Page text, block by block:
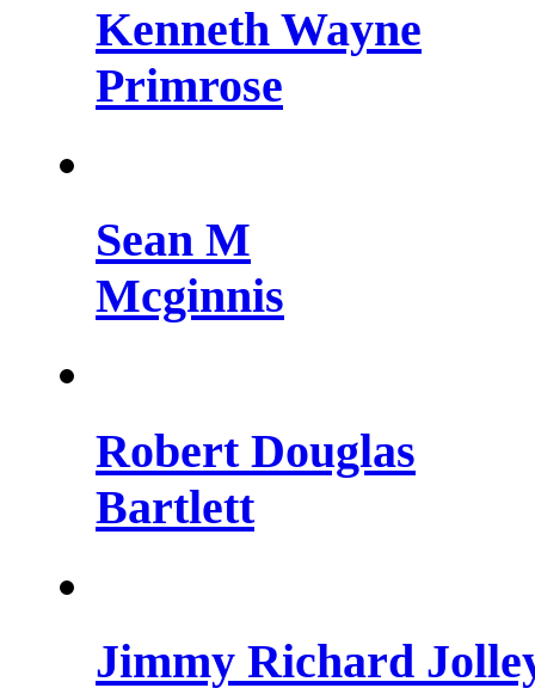
Kenneth Wayne
Primrose
Sean M
Mcginnis
Robert Douglas
Bartlett
Jimmy Richard